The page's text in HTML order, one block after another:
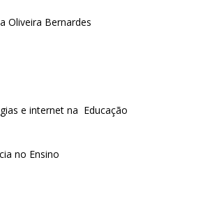
Oliveira Bernardes
e internet na Educação
no Ensino